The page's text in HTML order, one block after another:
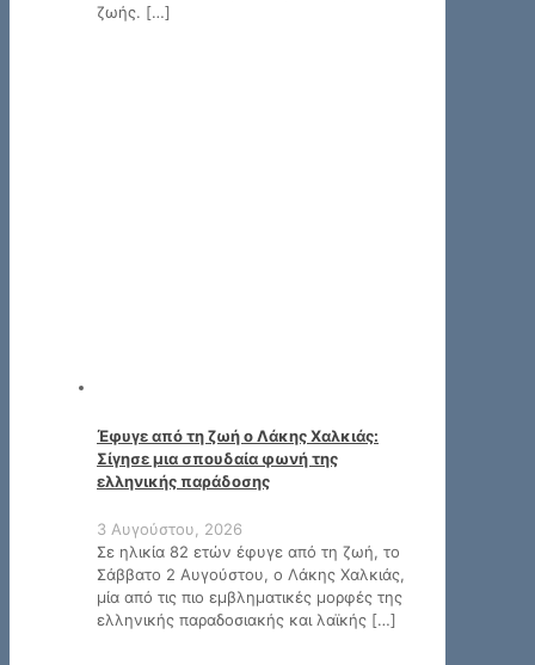
ζωής. […]
Έφυγε από τη ζωή ο Λάκης Χαλκιάς:
Σίγησε μια σπουδαία φωνή της
ελληνικής παράδοσης
3 Αυγούστου, 2026
Σε ηλικία 82 ετών έφυγε από τη ζωή, το
Σάββατο 2 Αυγούστου, ο Λάκης Χαλκιάς,
μία από τις πιο εμβληματικές μορφές της
ελληνικής παραδοσιακής και λαϊκής […]